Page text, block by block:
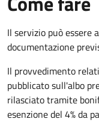
Il servizio può
documentazione
Il provvedimento
pubblicato sull'albo
rilasciato tramite
esenzione del 4% da